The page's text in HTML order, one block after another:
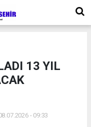
13 YIL
- 09:33